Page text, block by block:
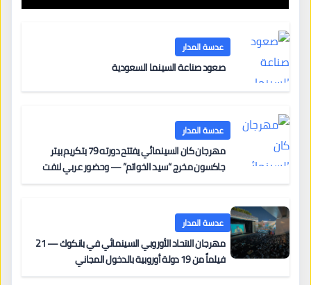
عدسة المدار
صعود صناعة السينما السعودية
عدسة المدار
مهرجان كان السينمائي يفتتح دورته 79 بتكريم بيتر
جاكسون مخرج “سيد الخواتم” — وحضور عربي لافت
عدسة المدار
مهرجان الاتحاد الأوروبي السينمائي في بانكوك — 21
فيلماً من 19 دولة أوروبية بالدخول المجاني